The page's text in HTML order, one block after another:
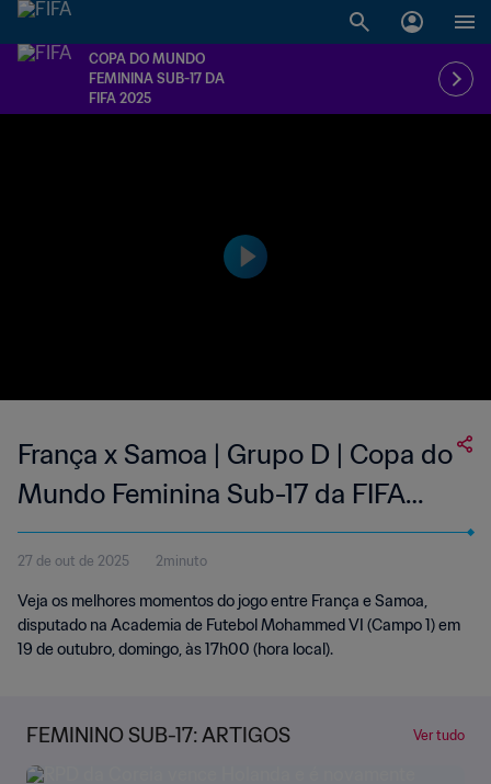
COPA DO MUNDO
FEMININA SUB-17 DA
FIFA 2025
França x Samoa | Grupo D | Copa do
Mundo Feminina Sub-17 da FIFA
Marrocos 2025™ | Melhores
momentos
27 de out de 2025 2minuto
Veja os melhores momentos do jogo entre França e Samoa,
disputado na Academia de Futebol Mohammed VI (Campo 1) em
19 de outubro, domingo, às 17h00 (hora local).
FEMININO SUB-17: ARTIGOS Ver tudo